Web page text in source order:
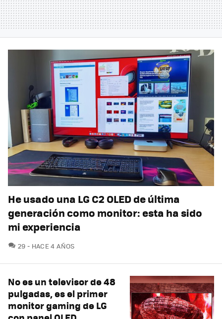
He usado una LG C2 OLED de última
generación como monitor: esta ha sido
mi experiencia
29 COMENTARIOS
HACE 4 AÑOS
No es un televisor de 48
pulgadas, es el primer
monitor gaming de LG